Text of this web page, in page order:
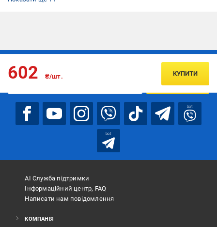
602 ₴/шт. КУПИТИ
Підписуйтесь, щоб дізнаватись першим про акції та пропозиції
ПІДПИСАТИСЯ
bot
bot
АІ Служба підтримки
Інформаційний центр, FAQ
Написати нам повідомлення
КОМПАНІЯ